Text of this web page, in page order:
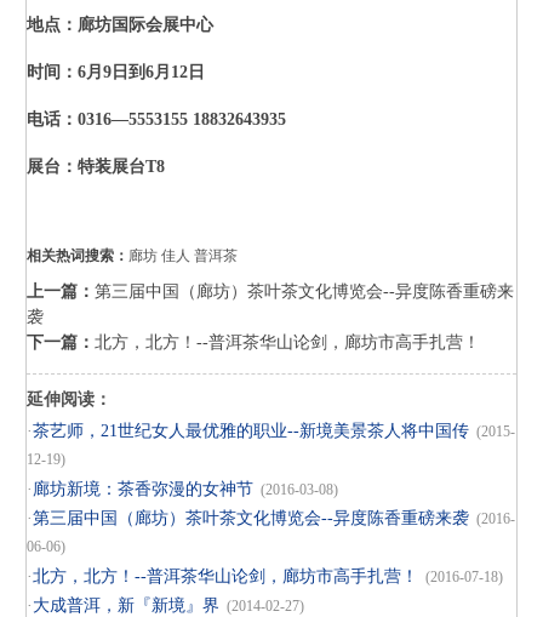
地点：廊坊国际会展中心
时间：6月9日到6月12日
电话：0316—5553155 18832643935
展台：特装展台T8
相关热词搜索： 廊坊 佳人 普洱茶
上一篇： 第三届中国（廊坊）茶叶茶文化博览会--异度陈香重磅来
袭
下一篇： 北方，北方！--普洱茶华山论剑，廊坊市高手扎营！
延伸阅读：
·茶艺师，21世纪女人最优雅的职业--新境美景茶人将中国传 (2015-
12-19)
· 廊坊新境：茶香弥漫的女神节 (2016-03-08)
·第三届中国（廊坊）茶叶茶文化博览会--异度陈香重磅来袭 (2016-
06-06)
·北方，北方！--普洱茶华山论剑，廊坊市高手扎营！ (2016-07-18)
· 大成普洱，新『新境』界 (2014-02-27)